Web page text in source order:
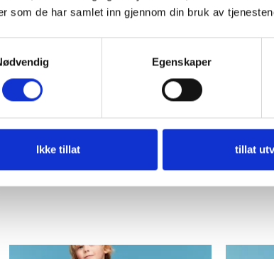
som de har samlet inn gjennom din bruk av
Egenskaper
Ikke tillat tillat
enn hodet da lua skal sitte godt på)
fra den oppgitte strikkefastheten, om du får en annen